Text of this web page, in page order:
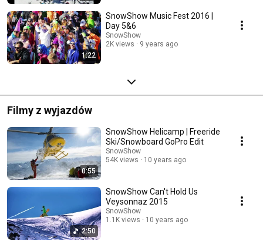
1:22
SnowShow Music Fest 2016 |
Day 5&6
SnowShow
2K views
9 years ago
Filmy z wyjazdów
0:55
SnowShow Helicamp | Freeride
Ski/Snowboard GoPro Edit
SnowShow
54K views
10 years ago
2:50
SnowShow Can't Hold Us
Veysonnaz 2015
SnowShow
1.1K views
10 years ago